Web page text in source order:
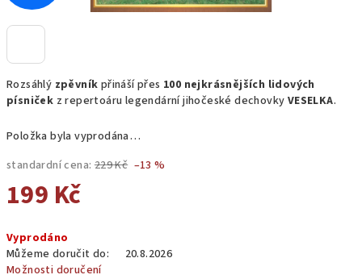
Rozsáhlý zpěvník přináší přes 100 nejkrásnějších lidových
písniček z repertoáru legendární jihočeské dechovky VESELKA.
Položka byla vyprodána…
standardní cena: 229 Kč –13 %
199 Kč
cena:
Vyprodáno
Můžeme doručit do:
20.8.2026
Možnosti doručení